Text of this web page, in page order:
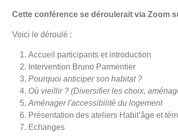
Cette conférence se déroulerait via Zoom
Voici le déroulé :
Accueil participants et introduction
Intervention Bruno Parmentier
Pourquoi anticiper son habitat ?
Où vieillir ? (Diversifier les choix,
Aménager l'accessibilité du logement
Présentation des ateliers Habit’âge et
Echanges